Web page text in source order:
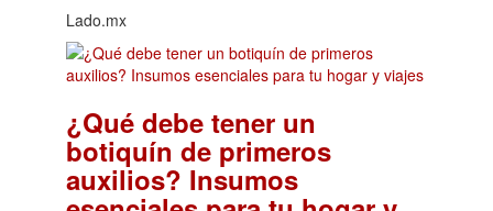
Lado.mx
¿Qué debe tener un
botiquín de primeros
auxilios? Insumos